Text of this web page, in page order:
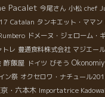
Pacalet 今尾さん 小松 chef
Catalan タンキエット・ママン
ドメーヌ・ジェローム・
トレ 豊通食料株式会社 マジエール
酢飯屋 ドイツ びそう
ン祭 オクセロワ・ナチュール
・六本木 Importatrice